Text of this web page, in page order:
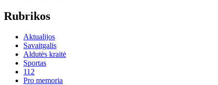
Rubrikos
Aktualijos
Savaitgalis
Aldutės kraitė
Sportas
112
Pro memoria